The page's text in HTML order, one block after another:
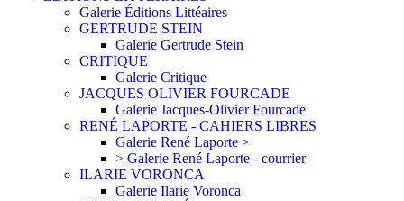
Galerie Éditions Littéaires
GERTRUDE STEIN
Galerie Gertrude Stein
CRITIQUE
Galerie Critique
JACQUES OLIVIER FOURCADE
Galerie Jacques-Olivier Fourcade
RENÉ LAPORTE - CAHIERS LIBRES
Galerie René Laporte >
> Galerie René Laporte - courrier
ILARIE VORONCA
Galerie Ilarie Voronca